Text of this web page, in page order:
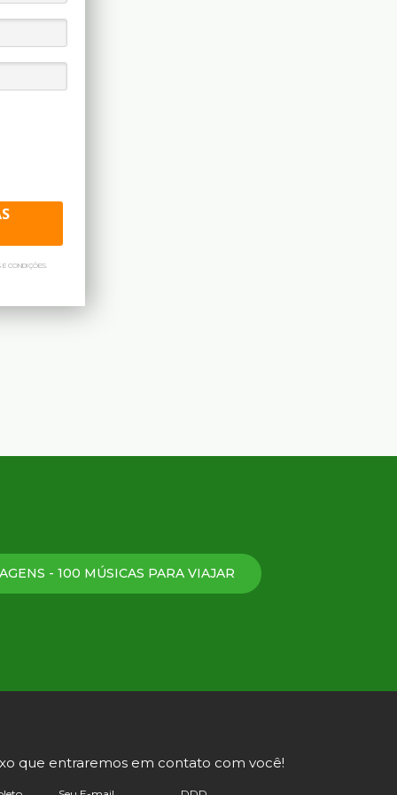
- 100 MÚSICAS PARA VIAJAR
que entraremos em contato com você!
CONDIÇÕES.